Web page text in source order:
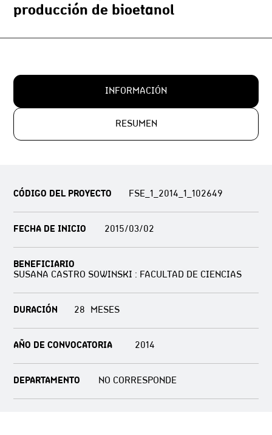
producción de bioetanol
INFORMACIÓN
RESUMEN
CÓDIGO DEL PROYECTO FSE_1_2014_1_102649
FECHA DE INICIO 2015/03/02
BENEFICIARIO
SUSANA CASTRO SOWINSKI : FACULTAD DE CIENCIAS
DURACIÓN 28
AÑO DE CONVOCATORIA 2014
DEPARTAMENTO NO CORRESPONDE